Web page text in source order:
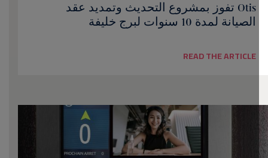
Otis تفوز بمشروع التحديث وتمديد عقد
الصيانة لمدة 10 سنوات لبرج خليفة
READ THE ARTICLE